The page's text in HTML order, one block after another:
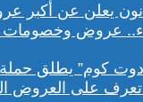
يعلن عن أكبر
عروض وخصومات
كوم” يطلق
على العروض